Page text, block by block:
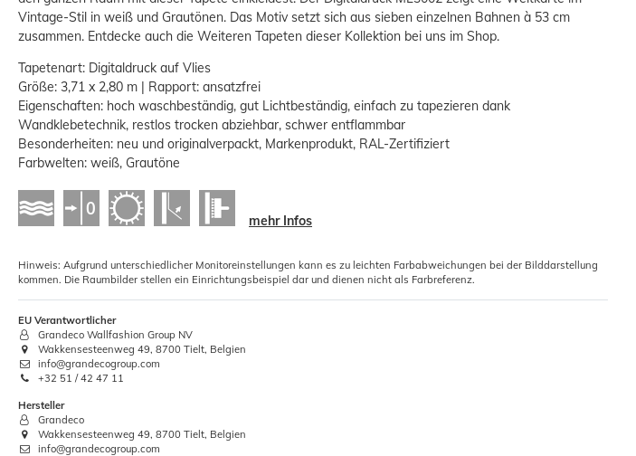
Vintage-Stil in weiß und Grautönen. Das Motiv setzt sich aus sieben einzelnen Bahnen à 53 cm
zusammen. Entdecke auch die Weiteren Tapeten dieser Kollektion bei uns im Shop.
Tapetenart: Digitaldruck auf Vlies
Größe: 3,71 x 2,80 m | Rapport: ansatzfrei
Eigenschaften: hoch waschbeständig, gut Lichtbeständig, einfach zu tapezieren dank
Wandklebetechnik, restlos trocken abziehbar, schwer entflammbar
Besonderheiten: neu und originalverpackt, Markenprodukt, RAL-Zertifiziert
Farbwelten: weiß, Grautöne
mehr Infos
Hinweis: Aufgrund unterschiedlicher Monitoreinstellungen kann es zu leichten Farbabweichungen bei der Bilddarstellung
kommen. Die Raumbilder stellen ein Einrichtungsbeispiel dar und dienen nicht als Farbreferenz.
EU Verantwortlicher
Grandeco Wallfashion Group NV
Wakkensesteenweg 49, 8700 Tielt, Belgien
info@grandecogroup.com
+32 51 / 42 47 11
Hersteller
Grandeco
Wakkensesteenweg 49, 8700 Tielt, Belgien
info@grandecogroup.com
12,01 €